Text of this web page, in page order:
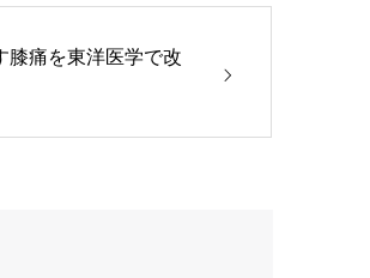
膝痛を東洋医学で改